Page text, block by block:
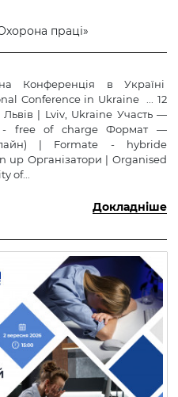
праці»
Конференція в Україні
Conference in Ukraine ... 12
| Lviv, Ukraine Участь —
- free of charge Формат —
| Formate - hybride
up Організатори | Organised
of...
Докладніше